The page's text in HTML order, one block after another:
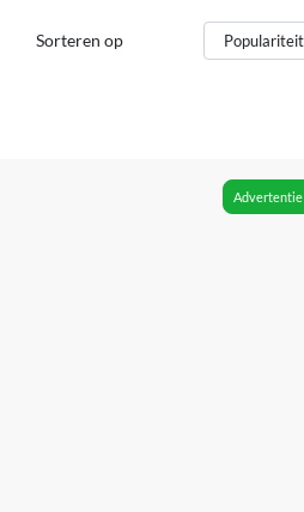
Sorteren op
Advertentie